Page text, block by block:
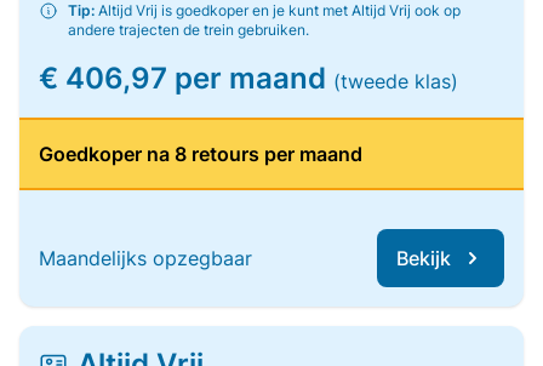
Tip: Altijd Vrij is goedkoper en je kunt met Altijd Vrij ook op
andere trajecten de trein gebruiken.
€ 406,97 per maand (tweede klas)
Goedkoper na 8 retours per maand
Maandelijks opzegbaar Bekijk